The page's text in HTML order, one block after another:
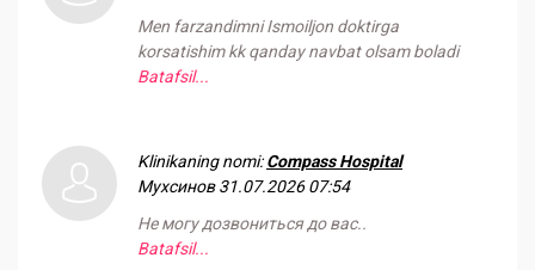
Men farzandimni Ismoiljon doktirga
korsatishim kk qanday navbat olsam boladi
Batafsil...
Klinikaning nomi:Compass Hospital
Мухсинов 31.07.2026 07:54
Не могу дозвониться до вас..
Batafsil...